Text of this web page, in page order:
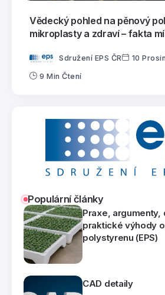
Vědecký pohled na pěnový
mikroplasty a zdraví – fakta
Sdružení EPS ČR 10
9 Min Čtení
Populární články
Praxe, argumenty,
praktické výhody
polystyrenu (EPS)
CAD detaily